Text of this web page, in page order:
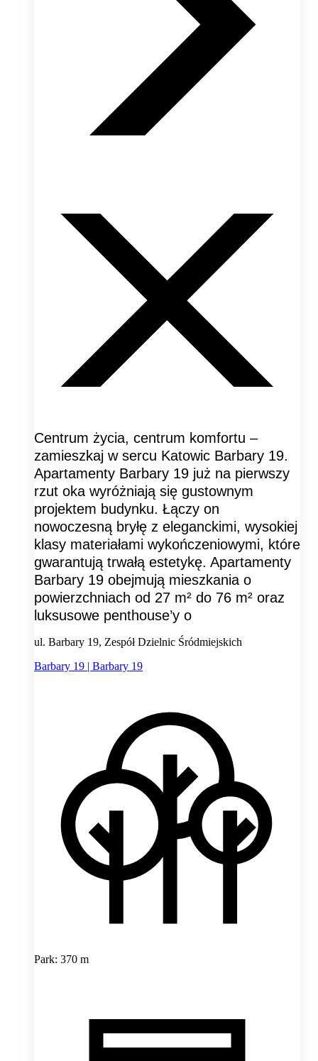
Centrum życia, centrum komfortu –
zamieszkaj w sercu Katowic Barbary 19.
Apartamenty Barbary 19 już na pierwszy
rzut oka wyróżniają się gustownym
projektem budynku. Łączy on
nowoczesną bryłę z eleganckimi, wysokiej
klasy materiałami wykończeniowymi, które
gwarantują trwałą estetykę. Apartamenty
Barbary 19 obejmują mieszkania o
powierzchniach od 27 m² do 76 m² oraz
luksusowe penthouse’y o
ul. Barbary 19, Zespół Dzielnic Śródmiejskich
Barbary 19 | Barbary 19
Park: 370 m